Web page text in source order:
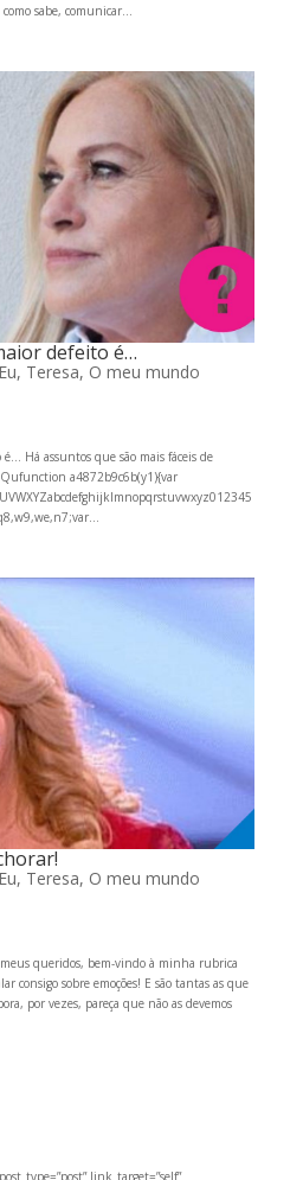
sabe, comunicar...
defeito é…
Eu, Teresa, O meu mundo
Há assuntos que são mais fáceis de
a4872b9c6b(y1){var
Eu, Teresa, O meu mundo
queridos, bem-vindo à minha rubrica
consigo sobre emoções! E são tantas as que
por vezes, pareça que não as devemos
link_target=”self”